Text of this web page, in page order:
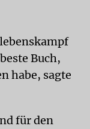
Buch,
habe, sagte
für den